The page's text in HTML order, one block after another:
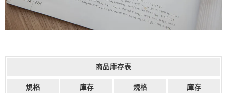
商品庫存表
規格 庫存 規格 庫存